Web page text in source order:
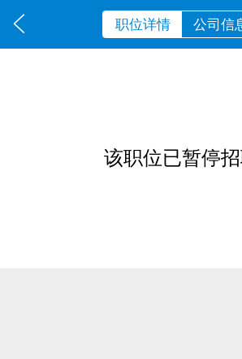
职位详情 公司信
该职位已暂停